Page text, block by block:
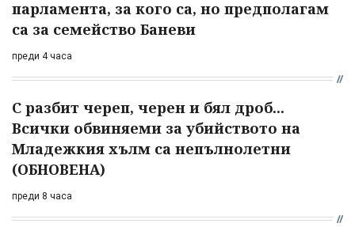
парламента, за кого са, но предполагам
са за семейство Баневи
преди 4 часа
С разбит череп, черен и бял дроб...
Всички обвиняеми за убийството на
Младежкия хълм са непълнолетни
(ОБНОВЕНА)
преди 8 часа